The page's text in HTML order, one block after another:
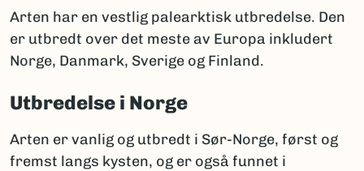
Arten har en vestlig palearktisk utbredelse. Den
er utbredt over det meste av Europa inkludert
Norge, Danmark, Sverige og Finland.
Utbredelse i Norge
Arten er vanlig og utbredt i Sør-Norge, først og
fremst langs kysten, og er også funnet i